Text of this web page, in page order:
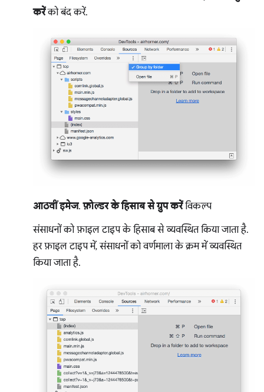
करेंको बंद करें.
आठवीं इमेज.फ़ोल्डर के हिसाब से ग्रुप करेंविकल्प
संसाधनों को फ़ाइल टाइप के हिसाब से व्यवस्थित किया जाता है.
हर फ़ाइल टाइप में, संसाधनों को वर्णमाला के क्रम में व्यवस्थित
किया जाता है.